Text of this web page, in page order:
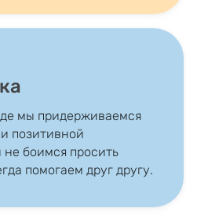
мы придерживаемся
позитивной
боимся просить
помогаем друг другу.